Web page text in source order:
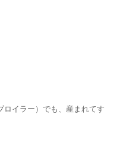
ロイラー）でも、産まれてす